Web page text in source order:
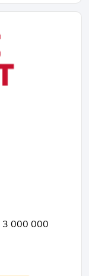
000 000